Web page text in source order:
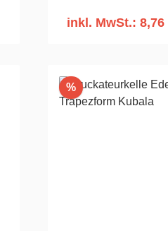
inkl. MwSt.: 8,76
%Rabatt